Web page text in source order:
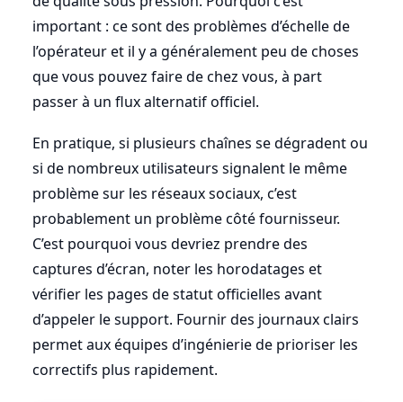
important : ce sont des problèmes d’échelle de
l’opérateur et il y a généralement peu de choses
que vous pouvez faire de chez vous, à part
passer à un flux alternatif officiel.
En pratique, si plusieurs chaînes se dégradent ou
si de nombreux utilisateurs signalent le même
problème sur les réseaux sociaux, c’est
probablement un problème côté fournisseur.
C’est pourquoi vous devriez prendre des
captures d’écran, noter les horodatages et
vérifier les pages de statut officielles avant
d’appeler le support. Fournir des journaux clairs
permet aux équipes d’ingénierie de prioriser les
correctifs plus rapidement.